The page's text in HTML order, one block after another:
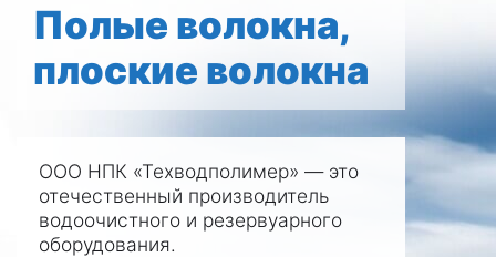
Полые волокна,
плоские волокна
ООО НПК «Техводполимер» — это
отечественный производитель
водоочистного и резервуарного
оборудования.